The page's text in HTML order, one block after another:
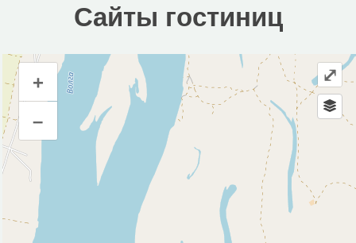
Сайты гостиниц
Сайты гостиниц
Инфраструктура
Автозаправочная станция (1)
Автомойка (1)
Автопарковка (1)
Магазин (1)
+
–
⤢